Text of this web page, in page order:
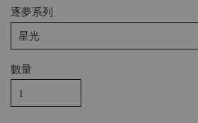
逐夢系列
數量